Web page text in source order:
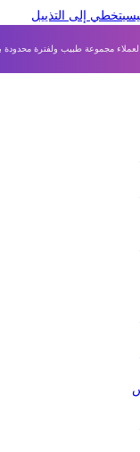
إلى التذييل
طبيب ولفترة محدودة بخصومات